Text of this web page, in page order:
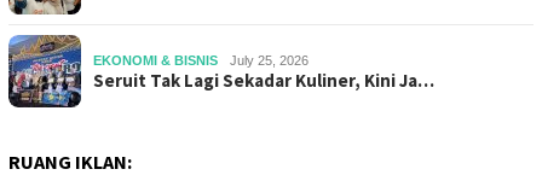
EKONOMI & BISNIS July 25, 2026
Seruit Tak Lagi Sekadar Kuliner, Kini Ja…
RUANG IKLAN: